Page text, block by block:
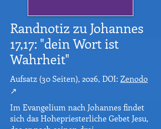
Randnotiz zu Johannes
17,17: "dein Wort ist
Wahrheit"
Aufsatz (30 Seiten), 2026, DOI: Zenodo
↗
Im Evangelium nach Johannes findet
sich das Hohepriesterliche Gebet Jesu,